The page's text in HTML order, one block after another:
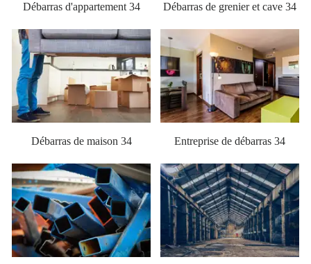
Débarras d'appartement 34 Débarras de grenier et cave 34
Débarras de maison 34 Entreprise de débarras 34